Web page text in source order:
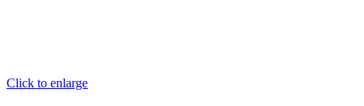
Click to enlarge